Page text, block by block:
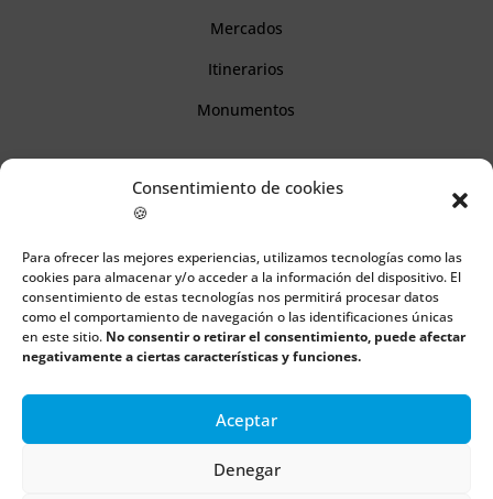
Consentimiento de cookies
🍪
Para ofrecer las mejores experiencias, utilizamos tecnologías como las
cookies para almacenar y/o acceder a la información del dispositivo. El
consentimiento de estas tecnologías nos permitirá procesar datos
como el comportamiento de navegación o las identificaciones únicas
en este sitio. No consentir o retirar el consentimiento, puede afectar
negativamente a ciertas características y funciones.
Aceptar
Denegar
Mercados
Itinerarios
Monumentos
Descubre Cantabria
Aviso legal
Política de cookies
Política de privacidad
Todos los derechos reservados | Copyright 2018 – 2024 ©